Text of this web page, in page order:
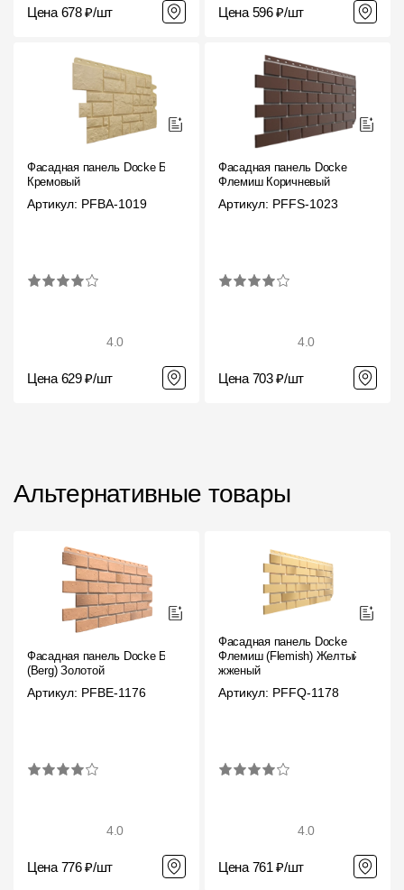
Цена 678 ₽/шт Цена 596 ₽/шт
Фасадная панель Docke Бург
Кремовый
Артикул: PFBA-1019
4.0
Цена 629 ₽/шт
Фасадная панель Docke
Флемиш Коричневый
Артикул: PFFS-1023
4.0
Цена 703 ₽/шт
Альтернативные товары
Фасадная панель Docke Берг
(Berg) Золотой
Артикул: PFBE-1176
4.0
Цена 776 ₽/шт
Фасадная панель Docke
Флемиш (Flemish) Желтый
жженый
Артикул: PFFQ-1178
4.0
Цена 761 ₽/шт